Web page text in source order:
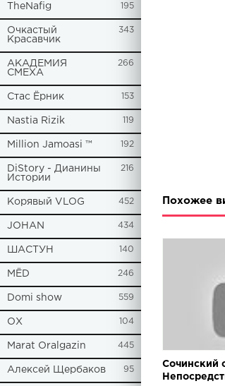
TheNafig 195
Очкастый
Красавчик
343
АКАДЕМИЯ
СМЕХА
266
Стас Ёрник 153
Nastia Rizik 119
Million Jamoasi ™ 192
DiStory - Дианины
Истории
216
Корявый VLOG 452
JOHAN 434
ШАСТУН 140
МЁD 246
Domi show 559
ОХ 104
Marat Oralgazin 445
Алексей Щербаков 95
Похожее
Сочинский